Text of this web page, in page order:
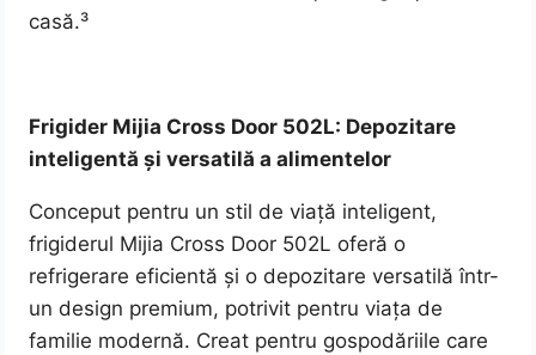
casă.³
Frigider Mijia Cross Door 502L: Depozitare
inteligentă și versatilă a alimentelor
Conceput pentru un stil de viață inteligent,
frigiderul Mijia Cross Door 502L oferă o
refrigerare eficientă și o depozitare versatilă într-
un design premium, potrivit pentru viața de
familie modernă. Creat pentru gospodăriile care